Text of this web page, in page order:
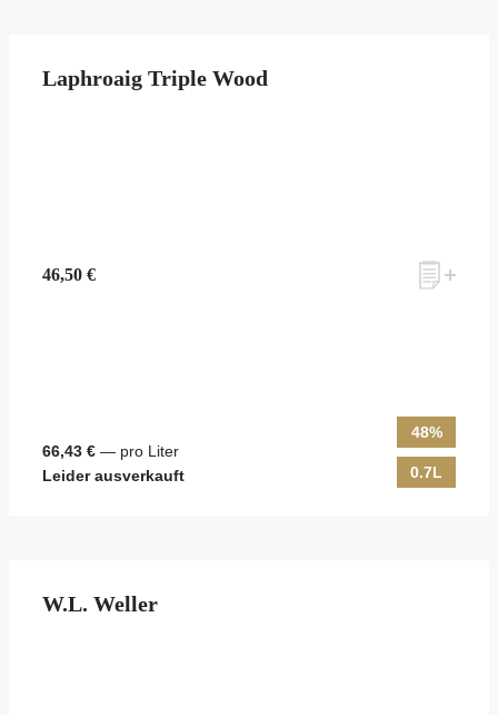
Laphroaig Triple Wood
46,50 €
66,43 € — pro Liter
Leider ausverkauft
48%
0.7L
W.L. Weller